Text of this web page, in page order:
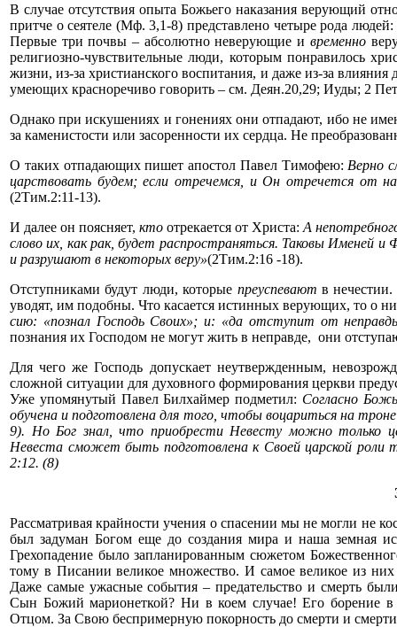
В случае отсутствия опыта Божьего наказания верующий
притче о сеятеле (Мф. 3,1-8) представлено четыре рода
Первые три почвы – абсолютно неверующие и временно
религиозно-чувствительные люди, которым понравилось
жизни, из-за христианского воспитания, и даже из-за
умеющих красноречиво говорить – см. Деян.20,29; Иуды; 2
Однако при искушениях и гонениях они отпадают, ибо не
за каменистости или засоренности их сердца. Не
О таких отпадающих пишет апостол Павел Тимофею: Верно
царствовать будем; если отречемся, и Он отречется от
(2Тим.2:11-13).
И далее он поясняет, кто отрекается от Христа: А
слово их, как рак, будет распространяться. Таковы Именей
и разрушают в некоторых веру»(2Тим.2:16 -18).
Отступниками будут люди, которые преуспевают в
уводят, им подобны. Что касается истинных верующих, то о
сию: «познал Господь Своих»; и: «да отступит от
познания их Господом не могут жить в неправде, они
Для чего же Господь допускает неутвержденным,
сложной ситуации для духовного формирования церкви
Уже упомянутый Павел Билхаймер подметил: Согласно
обучена и подготовлена для того, чтобы воцариться на
9). Но Бог знал, что приобрести Невесту можно
Невеста сможет быть подготовлена к Своей царской роли
2:12. (8)
Рассматривая крайности учения о спасении мы не могли не
был задуман Богом еще до создания мира и наша земная
Грехопадение было запланированным сюжетом
тому в Писании великое множество. И самое великое из
Даже самые ужасные события – предательство и смерть
Сын Божий марионеткой? Ни в коем случае! Его борение
Отцом. За Свою беспримерную покорность до смерти и